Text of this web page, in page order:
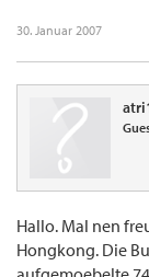
30. Januar 2007
Hallo. Mal nen
Hongkong. Die